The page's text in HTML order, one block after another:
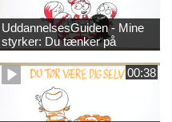
UddannelsesGuiden - Mine
styrker: Du tænker på
fællesskabet
00:38